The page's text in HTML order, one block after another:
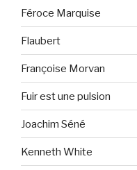
Féroce Marquise
Flaubert
Françoise Morvan
Fuir est une pulsion
Joachim Séné
Kenneth White